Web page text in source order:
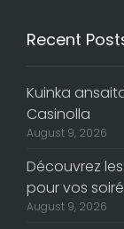
Recent
Kuinka
Casinolla
August 9, 2026
Découvrez
pour vos
August 9, 2026